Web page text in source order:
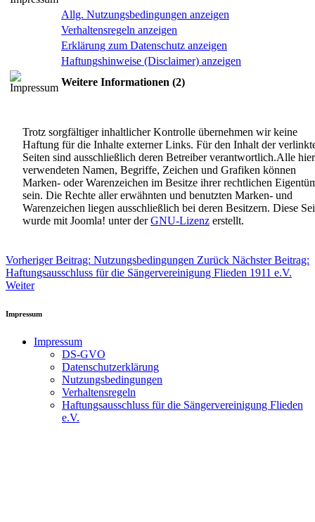
Allg. Nutzungsbedingungen anzeigen
Verhaltensregeln anzeigen
Erklärung zum Datenschutz anzeigen
Haftungshinweise (Disclaimer) anzeigen
Weitere Informationen (2)
Trotz sorgfältiger inhaltlicher Kontrolle übernehmen wir keine
Haftung für die Inhalte externer Links. Für den Inhalt der
Seiten sind ausschließlich deren Betreiber verantwortlich.Alle hier
verwendeten Namen, Begriffe, Zeichen und Grafiken können
Marken- oder Warenzeichen im Besitze ihrer rechtlichen
sein. Die Rechte aller erwähnten und benutzten Marken- und
Warenzeichen liegen ausschließlich bei deren Besitzern. Diese
wurde mit Joomla! unter derGNU-Lizenz erstellt.
Vorheriger Beitrag: Nutzungsbedingungen Zurück Nächster Beitrag:
Haftungsausschluss für die Sängervereinigung Flieden 1911 e.V.
Weiter
Impressum
Impressum
DS-GVO
Datenschutzerklärung
Nutzungsbedingungen
Verhaltensregeln
Haftungsausschluss für die Sängervereinigung Flieden
e.V.